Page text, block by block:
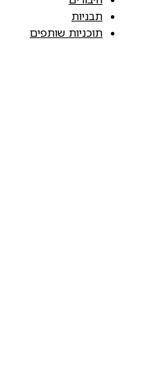
תבניות
תוכניות שותפים